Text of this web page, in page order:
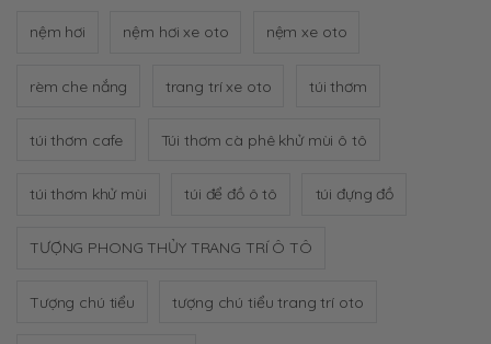
nệm hơi nệm hơi xe oto nệm xe oto
rèm che nắng trang trí xe oto túi thơm
túi thơm cafe Túi thơm cà phê khử mùi ô tô
túi thơm khử mùi túi để đồ ô tô túi đựng đồ
TƯỢNG PHONG THỦY TRANG TRÍ Ô TÔ
Tượng chú tiểu tượng chú tiểu trang trí oto